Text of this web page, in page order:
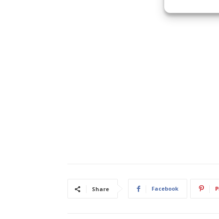
Share Facebook